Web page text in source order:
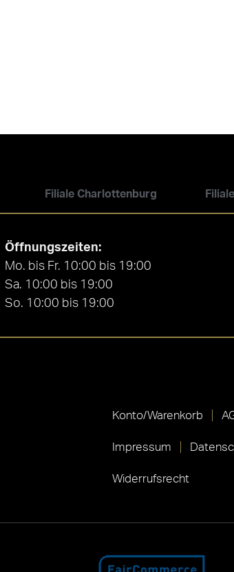
Filiale Charlottenburg
Öffnungszeiten:
Mo. bis Fr. 10:00 bis 19:00
Sa. 10:00 bis 19:00
So. 10:00 bis 19:00
Konto/Warenkorb
Impressum
Widerrufsrecht